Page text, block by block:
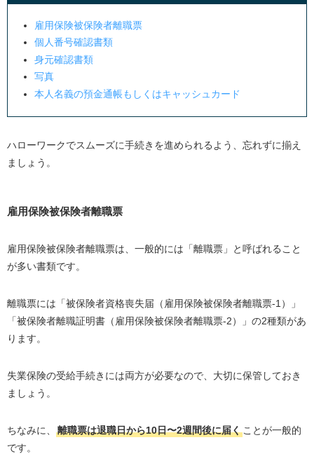
1. ハローワークで求職の申し込みをする
2. 雇用保険説明会に参加する
3. 失業認定を受ける
失業保険を受給できる条件
失業保険の計算方法
まとめ
雇用保険被保険者離職票
個人番号確認書類
身元確認書類
写真
本人名義の預金通帳もしくはキャッシュカード
ハローワークでスムーズに手続きを進められるよう、忘れずに揃え
ましょう。
雇用保険被保険者離職票
雇用保険被保険者離職票は、一般的には「離職票」と呼ばれること
が多い書類です。
離職票には「被保険者資格喪失届（雇用保険被保険者離職票-1）」
「被保険者離職証明書（雇用保険被保険者離職票-2）」の2種類があ
ります。
失業保険の受給手続きには両方が必要なので、大切に保管しておき
ましょう。
ちなみに、 離職票は退職日から10日〜2週間後に届くことが一般的
です。